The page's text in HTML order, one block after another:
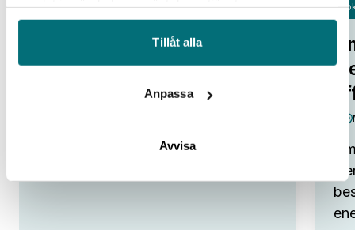
Tillåt alla
Anpassa
Avvisa
Open Lab Day hos IUC Syd
teknik. Smarta system, automation,